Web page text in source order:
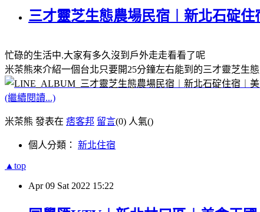
三才靈芝生態農場民宿︱新北石碇住
忙碌的生活中.大家有多久沒到戶外走走看看了呢
米茶熊來介紹一個台北只要開25分鐘左右能到的三才靈芝生
(繼續閱讀...)
米茶熊 發表在 痞客邦 留言(0) 人氣()
個人分類： 新北住宿
▲top
Apr 09 Sat 2022 15:22